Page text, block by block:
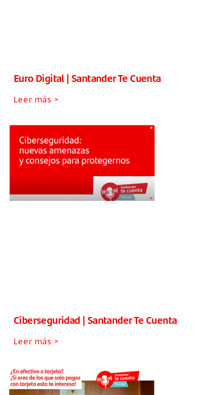
Euro Digital | Santander Te Cuenta
Leer más >
Ciberseguridad | Santander Te Cuenta
Leer más >